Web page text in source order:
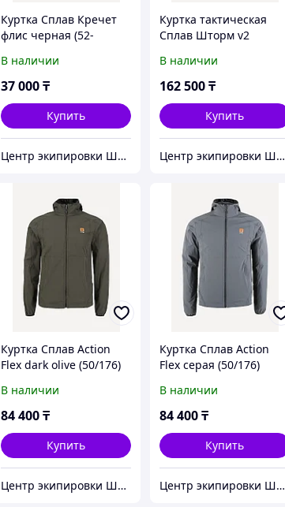
Куртка Сплав Кречет
флис черная (52-
В наличии
37 000₸
Купить
Центр экипировки Штурм
Куртка тактическая
Сплав Шторм v2
(50/182-188)
В наличии
162 500₸
Купить
Центр экипировки Штурм
Куртка Сплав Action
Flex dark olive (50/176)
В наличии
84 400₸
Купить
Центр экипировки Штурм
Куртка Сплав Action
Flex серая (50/176)
В наличии
84 400₸
Купить
Центр экипировки Штурм